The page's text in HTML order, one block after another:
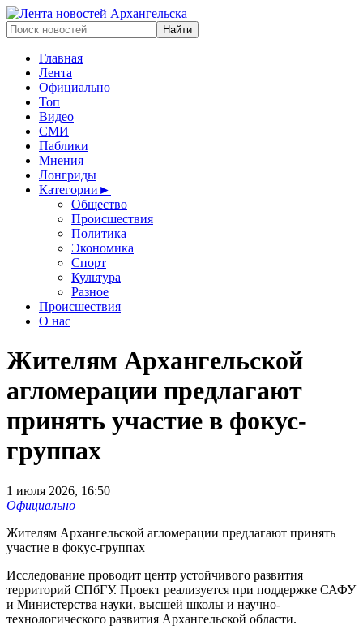
Главная
Лента
Официально
Топ
Видео
СМИ
Паблики
Мнения
Лонгриды
Категории ►
Общество
Происшествия
Политика
Экономика
Спорт
Культура
Разное
Происшествия
О нас
Жителям Архангельской
агломерации предлагают
принять участие в фокус-
группах
1 июля 2026, 16:50
Официально
Жителям Архангельской агломерации предлагают принять
участие в фокус-группах
Исследование проводит центр устойчивого развития
территорий СПбГУ. Проект реализуется при поддержке САФУ
и Министерства науки, высшей школы и научно-
технологического развития Архангельской области.